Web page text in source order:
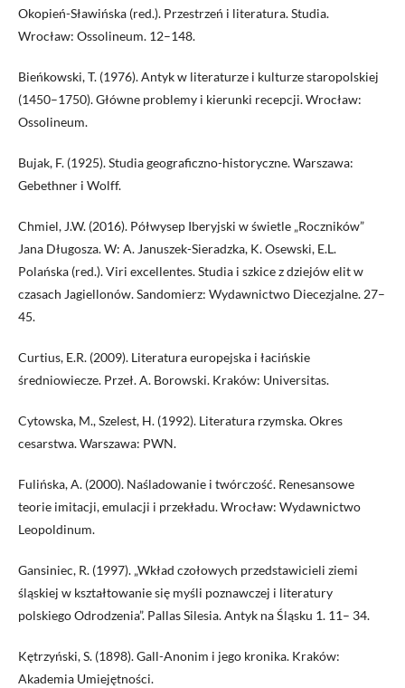
Okopień-Sławińska (red.). Przestrzeń i literatura. Studia.
Wrocław: Ossolineum. 12–148.
Bieńkowski, T. (1976). Antyk w literaturze i kulturze staropolskiej
(1450–1750). Główne problemy i kierunki recepcji. Wrocław:
Ossolineum.
Bujak, F. (1925). Studia geograficzno-historyczne. Warszawa:
Gebethner i Wolff.
Chmiel, J.W. (2016). Półwysep Iberyjski w świetle „Roczników”
Jana Długosza. W: A. Januszek-Sieradzka, K. Osewski, E.L.
Polańska (red.). Viri excellentes. Studia i szkice z dziejów elit w
czasach Jagiellonów. Sandomierz: Wydawnictwo Diecezjalne. 27–
45.
Curtius, E.R. (2009). Literatura europejska i łacińskie
średniowiecze. Przeł. A. Borowski. Kraków: Universitas.
Cytowska, M., Szelest, H. (1992). Literatura rzymska. Okres
cesarstwa. Warszawa: PWN.
Fulińska, A. (2000). Naśladowanie i twórczość. Renesansowe
teorie imitacji, emulacji i przekładu. Wrocław: Wydawnictwo
Leopoldinum.
Gansiniec, R. (1997). „Wkład czołowych przedstawicieli ziemi
śląskiej w kształtowanie się myśli poznawczej i literatury
polskiego Odrodzenia”. Pallas Silesia. Antyk na Śląsku 1. 11– 34.
Kętrzyński, S. (1898). Gall-Anonim i jego kronika. Kraków:
Akademia Umiejętności.